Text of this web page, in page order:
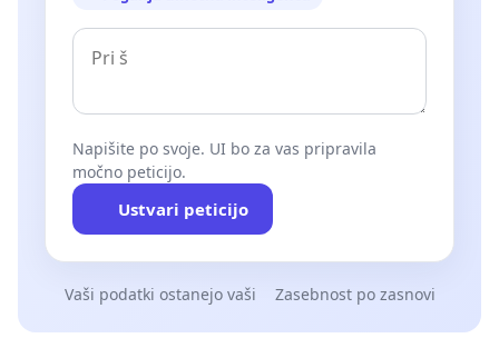
Napišite po svoje. UI bo za vas pripravila
močno peticijo.
Ustvari peticijo
Vaši podatki ostanejo vaši Zasebnost po zasnovi